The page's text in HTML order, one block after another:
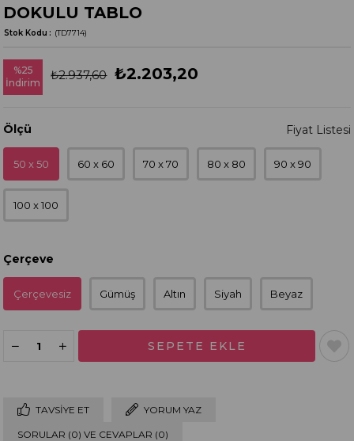
DOKULU TABLO
(TD7714)
Stok Kodu
%25
İndirim
₺2.937,60 ₺2.203,20
Ölçü
50 x 50 60 x 60 70 x 70 80 x 80 90 x 90
100 x 100
Çerçeve
Çerçevesiz Gümüş Altın Siyah Beyaz
TAVSIYE ET YORUM YAZ
SORULAR (0) VE CEVAPLAR (0)